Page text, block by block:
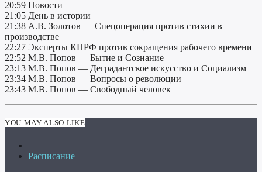
20:59 Новости
21:05 День в истории
21:38 А.В. Золотов — Спецоперация против стихии в
производстве
22:27 Эксперты КПРФ против сокращения рабочего времени
22:52 М.В. Попов — Бытие и Сознание
23:13 М.В. Попов — Деградантское искусство и Социализм
23:34 М.В. Попов — Вопросы о революции
23:43 М.В. Попов — Свободный человек
YOU MAY ALSO LIKE
Расписание